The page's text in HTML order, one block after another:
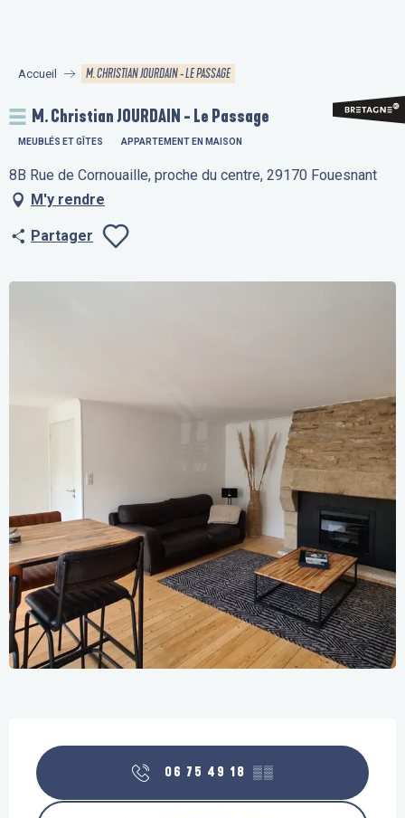
principal
Accueil M. CHRISTIAN JOURDAIN - LE PASSAGE
M. Christian JOURDAIN - Le Passage
MEUBLÉS ET GÎTES APPARTEMENT EN MAISON
8B Rue de Cornouaille, proche du centre, 29170 Fouesnant
M'y rendre
Partager
06 75 49 18 ▒▒